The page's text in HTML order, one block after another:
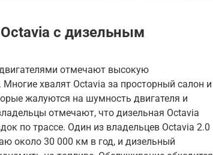
с дизельным
отмечают высокую
хвалят Octavia за просторный салон и
жалуются на шумность двигателя и
отмечают, что дизельная Octavia
по трассе. Один из владельцев Octavia 2.0
около 30 000 км в год, и дизельный